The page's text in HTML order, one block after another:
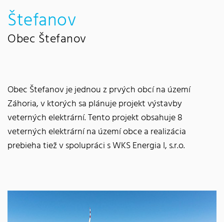
Štefanov
Obec Štefanov
Obec Štefanov je jednou z prvých obcí na území
Záhoria, v ktorých sa plánuje projekt výstavby
veterných elektrární. Tento projekt obsahuje 8
veterných elektrární na území obce a realizácia
prebieha tiež v spolupráci s WKS Energia I, s.r.o.